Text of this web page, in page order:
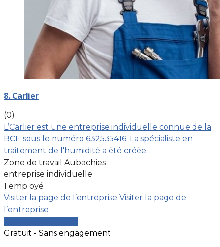
8. Carlier
(0)
L’Carlier est une entreprise individuelle connue de la
BCE sous le numéro 632535416. La spécialiste en
traitement de l'humidité a été créée…
Zone de travail Aubechies
entreprise individuelle
1 employé
Visiter la page de l’entreprise Visiter la page de
l’entreprise
Gratuit - Sans engagement